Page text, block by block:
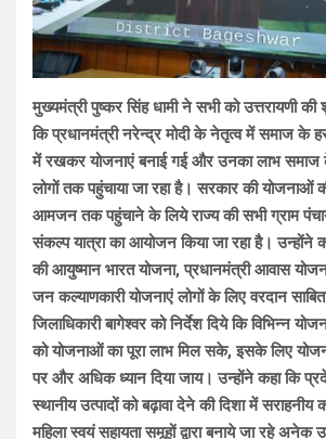
मुख्यमंत्री पुष्कर सिंह धामी ने सभी को उत्तरायणी
कि प्रधानमंत्री नरेन्द्र मोदी के नेतृत्व में समाज के
में रखकर योजनाएं बनाई गई और उनका लाभ समाज
लोगों तक पहुंचाया जा रहा है। सरकार की योजनाओं
आमजन तक पहुंचाने के लिये राज्य की सभी ग्राम
संकल्प यात्रा का आयोजन किया जा रहा है। उन्होंने
की आयुष्मान भारत योजना, प्रधानमंत्री आवास
जन कल्याणकारी योजनाएं लोगों के लिए वरदान
जिलाधिकारी बागेश्वर को निर्देश दिये कि विभिन्न
को योजनाओं का पूरा लाभ मिल सके, इसके लिए
पर और अधिक ध्यान दिया जाय। उन्होंने कहा कि
स्थानीय उत्पादों को बढ़ावा देने की दिशा में सराहनीय
महिला स्वयं सहायता समूहों द्वारा बनाये जा रहे अनेक